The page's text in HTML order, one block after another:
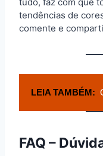
tudo, faz com que
tendências de
comente e
LEIA TAMBÉM:
FAQ –